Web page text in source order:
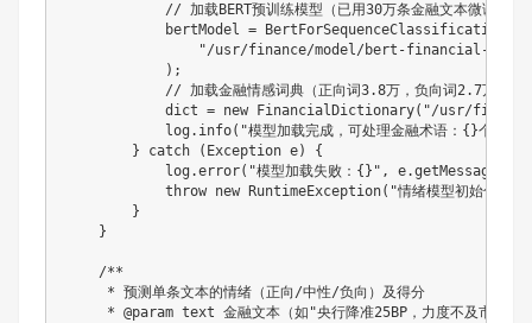
// 加载BERT预训练模型（已用30万条金融文本微调，含
            bertModel
= BertForSequenceClassification
"/usr/finance/model/bert-financial-
) ;
// 加载金融情感词典（正向词3.8万，负向词2.7万，
            dict
= new FinancialDictionary( "/usr/
            log
. info( "模型加载完成，可处理金融术语：{}个"
}
catch ( Exception e)
{
            log
.error( "模型加载失败：{}" , e.getMessage
throw new RuntimeException( "情绪模型初始化失
}
}
/**
     * 预测单条文本的情绪（正向/中性/负向）及得分
* @param text 金融文本（如"央行降准25BP，力度不及市场预